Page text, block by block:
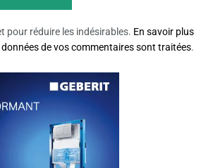
pour réduire les indésirables. En savoir plus
de vos commentaires sont traitées.